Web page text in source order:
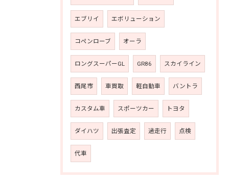
エブリイ エボリューション
コペンローブ オーラ
ロングスーパーGL GR86 スカイライン
西尾市 車買取 軽自動車 バントラ
カスタム車 スポーツカー トヨタ
ダイハツ 出張査定 過走行 点検
代車